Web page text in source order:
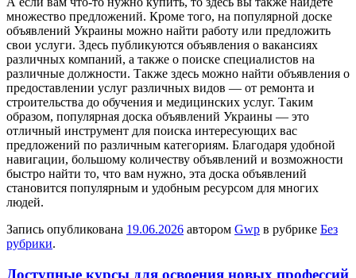
множество предложений. Кроме того, на популярной доске
объявлений Украины можно найти работу или предложить
свои услуги. Здесь публикуются объявления о вакансиях
различных компаний, а также о поиске специалистов на
различные должности. Также здесь можно найти объявления о
предоставлении услуг различных видов — от ремонта и
строительства до обучения и медицинских услуг. Таким
образом, популярная доска объявлений Украины — это
отличный инструмент для поиска интересующих вас
предложений по различным категориям. Благодаря удобной
навигации, большому количеству объявлений и возможности
быстро найти то, что вам нужно, эта доска объявлений
становится популярным и удобным ресурсом для многих
людей.
Запись опубликована 19.06.2026 автором Gwp в рубрике Без
рубрики.
Доступные курсы для освоения новых профессий